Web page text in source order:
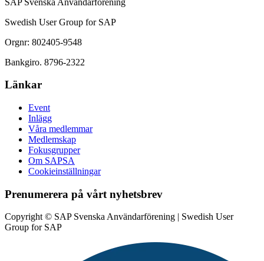
Swedish User Group for SAP
Orgnr: 802405-9548
Bankgiro. 8796-2322
Länkar
Event
Inlägg
Våra medlemmar
Medlemskap
Fokusgrupper
Om SAPSA
Cookieinställningar
Prenumerera på vårt nyhetsbrev
Copyright © SAP Svenska Användarförening | Swedish User
Group for SAP